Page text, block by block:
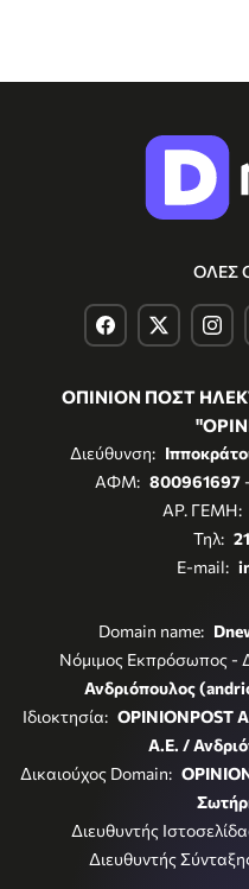
ΟΛΕΣ
ΟΠΙΝΙΟΝ ΠΟΣΤ
Διεύθυνση:
ΑΦΜ: 800961697
ΑΡ. ΓΕΜΗ:
Τηλ:
E-mail:
Domain name:
Νόμιμος Εκπρόσωπος -
Ανδριόπουλος
Ιδιοκτησία: OPINIONPOST
Α.Ε. /
Δικαιούχος Domain:
Διευθυντής
Διευθυντής